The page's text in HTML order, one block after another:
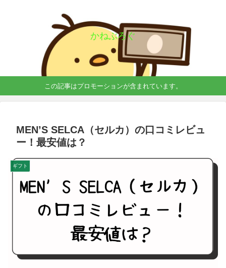
かねぶろぐ
この記事はプロモーションが含まれています。
MEN’S SELCA（セルカ）の口コミレビュ
ー！最安値は？
ギフト